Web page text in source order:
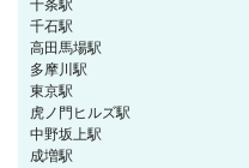
十条駅
千石駅
高田馬場駅
多摩川駅
東京駅
虎ノ門ヒルズ駅
中野坂上駅
成増駅